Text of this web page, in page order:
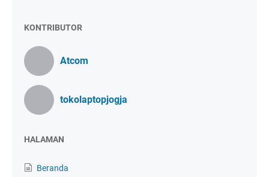
KONTRIBUTOR
Atcom
tokolaptopjogja
HALAMAN
Beranda